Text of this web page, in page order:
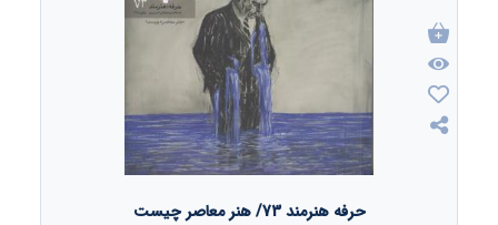
حرفه هنرمند 73/ هنر معاصر چیست